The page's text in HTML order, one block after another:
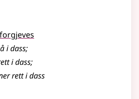
forgjeves
i dass;
i dass;
rett i dass